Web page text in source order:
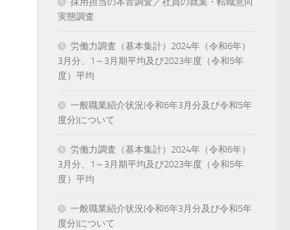
実態調査
労働力調査（基本集計）2024年（令和6年）
3月分、1～3月期平均及び2023年度（令和5年
度）平均
一般職業紹介状況(令和6年3月分及び令和5年
度分)について
労働力調査（基本集計）2024年（令和6年）
3月分、1～3月期平均及び2023年度（令和5年
度）平均
一般職業紹介状況(令和6年3月分及び令和5年
度分)について